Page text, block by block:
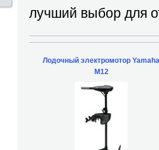
лучший выбор для
Лодочный электромотор Yamaha
M12